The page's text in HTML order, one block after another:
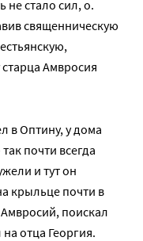
не стало сил, о.
священническую
старца Амвросия
в Оптину, у дома
почти всегда
и тут он
крыльце почти в
поискал
отца Георгия.